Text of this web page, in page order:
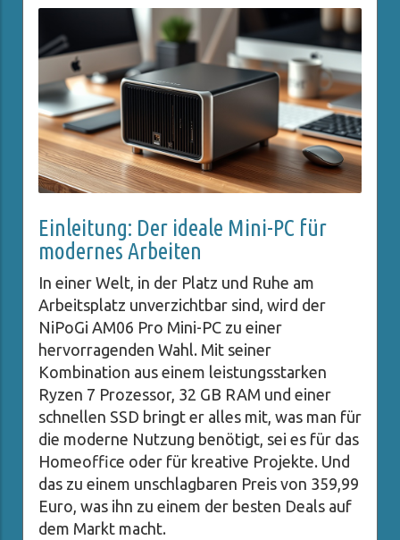
Einleitung: Der ideale Mini-PC für
modernes Arbeiten
In einer Welt, in der Platz und Ruhe am
Arbeitsplatz unverzichtbar sind, wird der
NiPoGi AM06 Pro Mini-PC zu einer
hervorragenden Wahl. Mit seiner
Kombination aus einem leistungsstarken
Ryzen 7 Prozessor, 32 GB RAM und einer
schnellen SSD bringt er alles mit, was man für
die moderne Nutzung benötigt, sei es für das
Homeoffice oder für kreative Projekte. Und
das zu einem unschlagbaren Preis von 359,99
Euro, was ihn zu einem der besten Deals auf
dem Markt macht.